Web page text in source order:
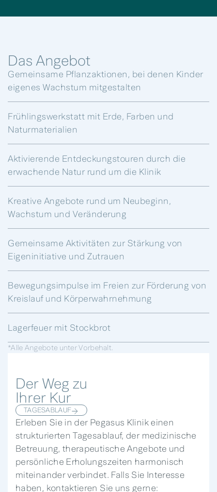
Das Angebot
Gemeinsame Pflanzaktionen, bei denen Kinder
eigenes Wachstum mitgestalten
Frühlingswerkstatt mit Erde, Farben und
Naturmaterialien
Aktivierende Entdeckungstouren durch die
erwachende Natur rund um die Klinik
Kreative Angebote rund um Neubeginn,
Wachstum und Veränderung
Gemeinsame Aktivitäten zur Stärkung von
Eigeninitiative und Zutrauen
Bewegungsimpulse im Freien zur Förderung von
Kreislauf und Körperwahrnehmung
Lagerfeuer mit Stockbrot
*Alle Angebote unter Vorbehalt.
Der Weg zu
Ihrer Kur
TAGESABLAUF
Erleben Sie in der Pegasus Klinik einen
strukturierten Tagesablauf, der medizinische
Betreuung, therapeutische Angebote und
persönliche Erholungszeiten harmonisch
miteinander verbindet. Falls Sie Interesse
haben, kontaktieren Sie uns gerne: